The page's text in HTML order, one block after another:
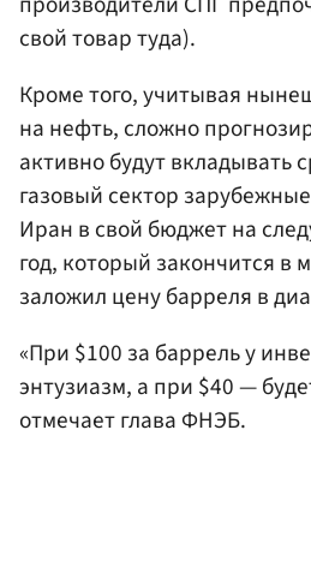
свой товар туда).
Кроме того, учитывая
на нефть, сложно
активно будут вкладывать
газовый сектор
Иран в свой бюджет на
год, который закончится в
заложил цену барреля в
«При $100 за баррель у
энтузиазм, а при $40 —
отмечает глава ФНЭБ.